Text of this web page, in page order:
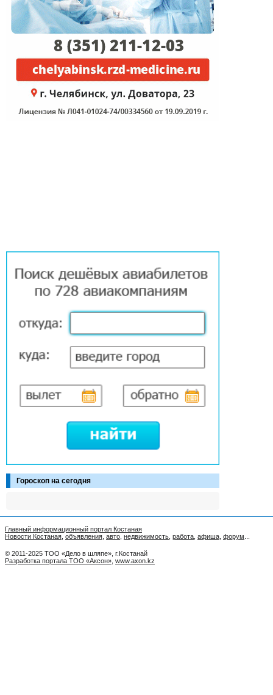
Гороскоп на сегодня
Главный информационный портал Костаная
Новости Костаная объявления авто недвижимость работа афиша форум
© 2011-2025 ТОО «Дело в шляпе», г.Костанай
Разработка портала ТОО «Аксон» www.axon.kz